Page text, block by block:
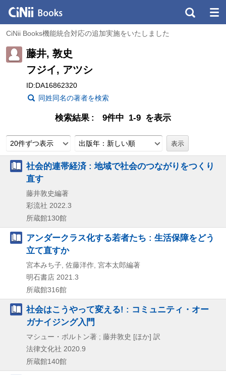
CiNii Books機能統合対応の追加実施をいたしました
藤井, 敦史
フジイ, アツシ
ID:DA16862320
同姓同名の著者を検索
検索結果 9件中 1-9 を表示
20件ずつ表示 出版年：新しい順
社会的連帯経済 : 地域で社会のつながりをつくり
直す
藤井敦史編著
彩流社 2022.3
所蔵館130館
アンダークラス化する若者たち : 生活保障をどう
立て直すか
宮本みち子, 佐藤洋作, 宮本太郎編著
明石書店 2021.3
所蔵館316館
社会はこうやって変える! : コミュニティ・オー
ガナイジング入門
マシュー・ボルトン著 ; 藤井敦史 [ほか] 訳
法律文化社 2020.9
所蔵館140館